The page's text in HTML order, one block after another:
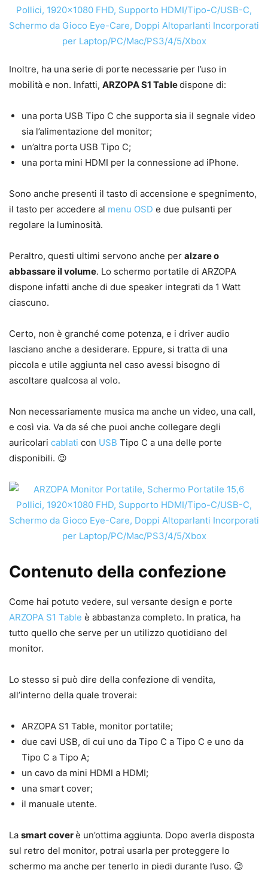
Inoltre, ha una serie di porte necessarie per l’uso in
mobilità e non. Infatti, ARZOPA S1 Tabledispone di:
una porta USB Tipo C che supporta sia il segnale video
sia l’alimentazione del monitor;
un’altra porta USB Tipo C;
una porta mini HDMI per la connessione ad iPhone.
Sono anche presenti il tasto di accensione e spegnimento,
il tasto per accedere al menu OSD e due pulsanti per
regolare la luminosità.
Peraltro, questi ultimi servono anche per alzare o
abbassare il volume. Lo schermo portatile di ARZOPA
dispone infatti anche di due speaker integrati da 1 Watt
ciascuno.
Certo, non è granché come potenza, e i driver audio
lasciano anche a desiderare. Eppure, si tratta di una
piccola e utile aggiunta nel caso avessi bisogno di
ascoltare qualcosa al volo.
Non necessariamente musica ma anche un video, una call,
e così via. Va da sé che puoi anche collegare degli
auricolari cablati con USB Tipo C a una delle porte
disponibili. 😉
Contenuto della confezione
Come hai potuto vedere, sul versante design e porte
ARZOPA S1 Table è abbastanza completo. In pratica, ha
tutto quello che serve per un utilizzo quotidiano del
monitor.
Lo stesso si può dire della confezione di vendita,
all’interno della quale troverai:
ARZOPA S1 Table, monitor portatile;
due cavi USB, di cui uno da Tipo C a Tipo C e uno da
Tipo C a Tipo A;
un cavo da mini HDMI a HDMI;
una smart cover;
il manuale utente.
La smart coverè un’ottima aggiunta. Dopo averla disposta
sul retro del monitor, potrai usarla per proteggere lo
schermo ma anche per tenerlo in piedi durante l’uso. 😉